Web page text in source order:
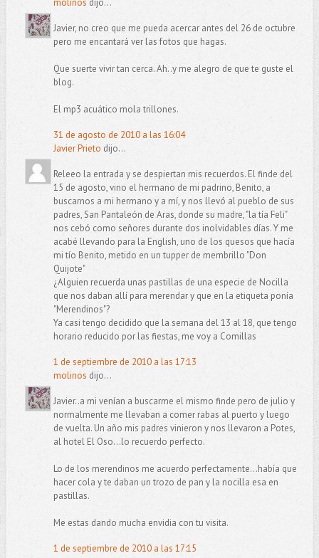
molinos dijo...
Javier, no creo que me pueda acercar antes del 26 de octubre
pero me encantará ver las fotos que hagas.
Que suerte vivir tan cerca. Ah..y me alegro de que te guste el
blog.
El mp3 acuático mola trillones.
31 de agosto de 2010 a las 16:04
Javier Prieto dijo...
Releeo la entrada y se despiertan mis recuerdos. El finde del
15 de agosto, vino el hermano de mi padrino, Benito, a
buscarnos a mi hermano y a mí, y nos llevó al pueblo de sus
padres, San Pantaleón de Aras, donde su madre, "la tía Feli"
nos cebó como señores durante dos inolvidables días. Y me
acabé llevando para la English, uno de los quesos que hacía
mi tío Benito, metido en un tupper de membrillo "Don
Quijote"
¿Alguien recuerda unas pastillas de una especie de Nocilla
que nos daban allí para merendar y que en la etiqueta ponía
"Merendinos"?
Ya casi tengo decidido que la semana del 13 al 18, que tengo
horario reducido por las fiestas, me voy a Comillas
1 de septiembre de 2010 a las 17:13
molinos dijo...
Javier..a mi venían a buscarme el mismo finde pero de julio y
normalmente me llevaban a comer rabas al puerto y luego
de vuelta. Un año mis padres vinieron y nos llevaron a Potes,
al hotel El Oso...lo recuerdo perfecto.
Lo de los merendinos me acuerdo perfectamente...había que
hacer cola y te daban un trozo de pan y la nocilla esa en
pastillas.
Me estas dando mucha envidia con tu visita.
1 de septiembre de 2010 a las 17:15